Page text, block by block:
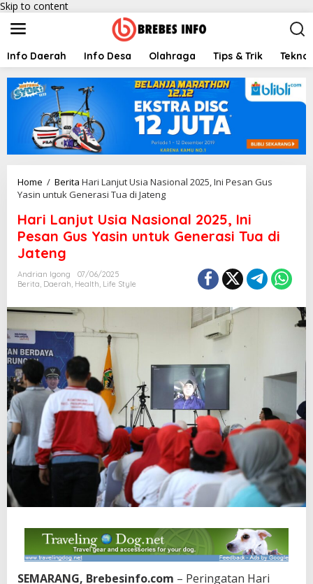
Skip to content
Info Daerah Info Desa Olahraga Tips & Trik
Home / Berita Hari Lanjut Usia Nasional 2025, Ini Pesan Gus
Yasin untuk Generasi Tua di Jateng
Hari Lanjut Usia Nasional 2025, Ini
Pesan Gus Yasin untuk Generasi Tua di
Jateng
Andrian Igong
07/06/2025
Berita, Daerah, Health, Life Style
SEMARANG, Brebesinfo.com – Peringatan Hari